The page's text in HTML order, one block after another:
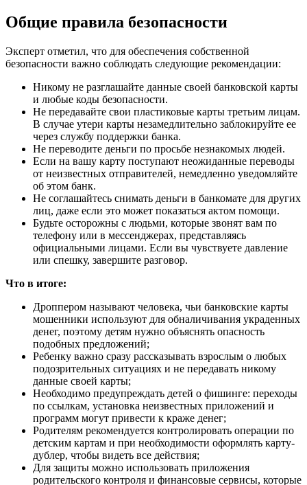
Общие правила безопасности
Эксперт отметил, что для обеспечения собственной
безопасности важно соблюдать следующие рекомендации:
Никому не разглашайте данные своей банковской карты
и любые коды безопасности.
Не передавайте свои пластиковые карты третьим лицам.
В случае утери карты незамедлительно заблокируйте ее
через службу поддержки банка.
Не переводите деньги по просьбе незнакомых людей.
Если на вашу карту поступают неожиданные переводы
от неизвестных отправителей, немедленно уведомляйте
об этом банк.
Не соглашайтесь снимать деньги в банкомате для других
лиц, даже если это может показаться актом помощи.
Будьте осторожны с людьми, которые звонят вам по
телефону или в мессенджерах, представляясь
официальными лицами. Если вы чувствуете давление
или спешку, завершите разговор.
Что в итоге:
Дроппером называют человека, чьи банковские карты
мошенники используют для обналичивания украденных
денег, поэтому детям нужно объяснять опасность
подобных предложений;
Ребенку важно сразу рассказывать взрослым о любых
подозрительных ситуациях и не передавать никому
данные своей карты;
Необходимо предупреждать детей о фишинге: переходы
по ссылкам, установка неизвестных приложений и
программ могут привести к краже денег;
Родителям рекомендуется контролировать операции по
детским картам и при необходимости оформлять карту-
дублер, чтобы видеть все действия;
Для защиты можно использовать приложения
родительского контроля и финансовые сервисы, которые